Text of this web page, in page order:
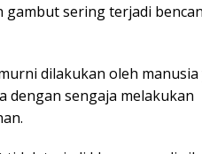
sering terjadi
dilakukan oleh manusia
dengan sengaja melakukan